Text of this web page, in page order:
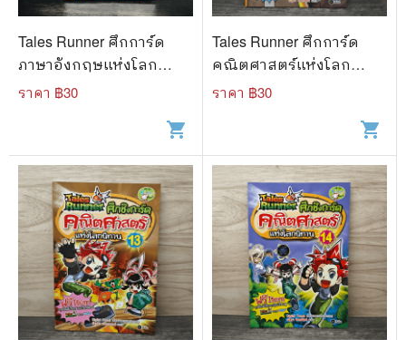
Tales Runner ศึกการ์ด
ภาษาอังกฤษแห่งโลก
นิทาน 7
ราคา ฿30
shopping_cart
Tales Runner ศึกการ์ด
คณิตศาสตร์แห่งโลก
นิทาน 19
ราคา ฿30
shopping_cart